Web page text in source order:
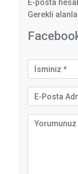
E-posta
Gerekli